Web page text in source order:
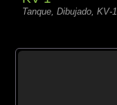
Tanque, Dibujado, KV-1